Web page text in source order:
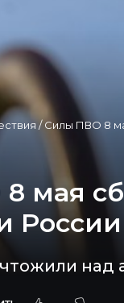
/Силы ПВО 8
мая
России
над